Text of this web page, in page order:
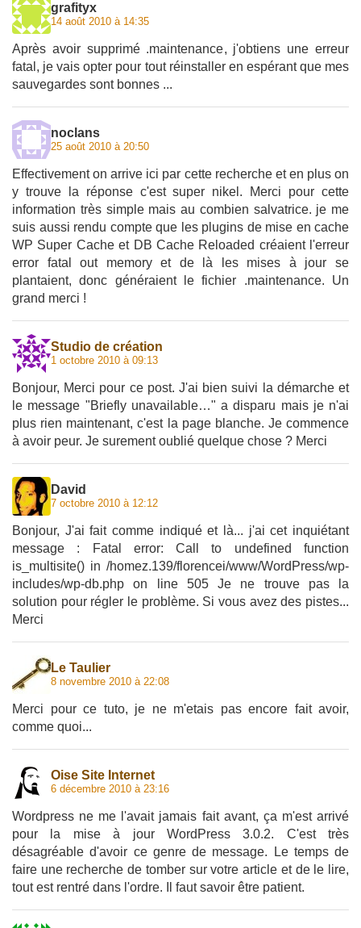
grafityx
14 août 2010 à 14:35
Après avoir supprimé .maintenance, j'obtiens une erreur
fatal, je vais opter pour tout réinstaller en espérant que mes
sauvegardes sont bonnes ...
noclans
25 août 2010 à 20:50
Effectivement on arrive ici par cette recherche et en plus on
y trouve la réponse c'est super nikel. Merci pour cette
information très simple mais au combien salvatrice. je me
suis aussi rendu compte que les plugins de mise en cache
WP Super Cache et DB Cache Reloaded créaient l'erreur
error fatal out memory et de là les mises à jour se
plantaient, donc généraient le fichier .maintenance. Un
grand merci !
Studio de création
1 octobre 2010 à 09:13
Bonjour, Merci pour ce post. J'ai bien suivi la démarche et
le message "Briefly unavailable…" a disparu mais je n'ai
plus rien maintenant, c'est la page blanche. Je commence
à avoir peur. Je surement oublié quelque chose ? Merci
David
7 octobre 2010 à 12:12
Bonjour, J'ai fait comme indiqué et là... j'ai cet inquiétant
message : Fatal error: Call to undefined function
is_multisite() in /homez.139/florencei/www/WordPress/wp-
includes/wp-db.php on line 505 Je ne trouve pas la
solution pour régler le problème. Si vous avez des pistes...
Merci
Le Taulier
8 novembre 2010 à 22:08
Merci pour ce tuto, je ne m'etais pas encore fait avoir,
comme quoi...
Oise Site Internet
6 décembre 2010 à 23:16
Wordpress ne me l'avait jamais fait avant, ça m'est arrivé
pour la mise à jour WordPress 3.0.2. C'est très
désagréable d'avoir ce genre de message. Le temps de
faire une recherche de tomber sur votre article et de le lire,
tout est rentré dans l'ordre. Il faut savoir être patient.